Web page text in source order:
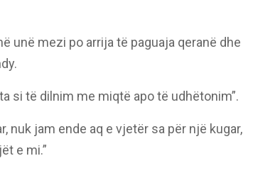
unë mezi po arrija të paguaja qeranë dhe
si të dilnim me miqtë apo të udhëtonim”.
nuk jam ende aq e vjetër sa për një kugar,
e mi.”